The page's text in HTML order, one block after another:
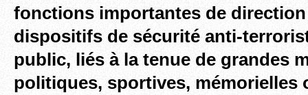
fonctions importantes de
dispositifs de sécurité anti-
public, liés à la tenue de grandes
politiques, sportives, mémorielles